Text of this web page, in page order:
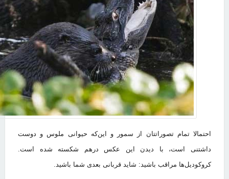
احتمالا تمام تصوراتتان از سمور و این‌که حیوانی ملوس و دوست
داشتنی است، با دیدن این عکس درهم شکسته شده است.
کروکودیل‌ها مراقب باشید: شاید قربانی بعدی شما باشید.